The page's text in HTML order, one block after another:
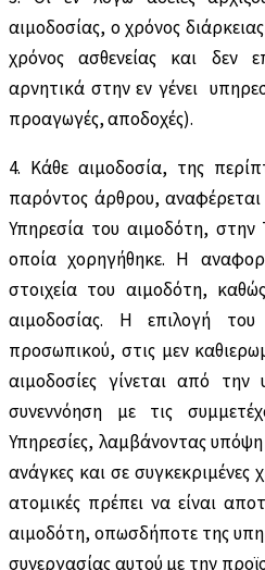
αιμοδοσίας, ο χρόνος
χρόνος ασθενείας και δεν
αρνητικά στην εν γένει
προαγωγές, αποδοχές).
4. Κάθε αιµοδοσία, της
παρόντος άρθρου,
Υπηρεσία του αιµοδότη, στην
οποία χορηγήθηκε. Η
στοιχεία του αιµοδότη,
αιµοδοσίας. Η επιλογή
προσωπικού, στις μεν
αιμοδοσίες γίνεται από
συνεννόηση με τις
Υπηρεσίες, λαμβάνοντας
ανάγκες και σε συγκεκριμένες
ατομικές πρέπει να είναι
αιμοδότη, οπωσδήποτε της
συνεργασίας αυτού με την